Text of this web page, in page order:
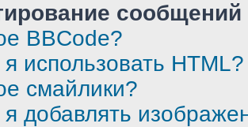
BBCode?
использовать HTML?
смайлики?
я добавлять